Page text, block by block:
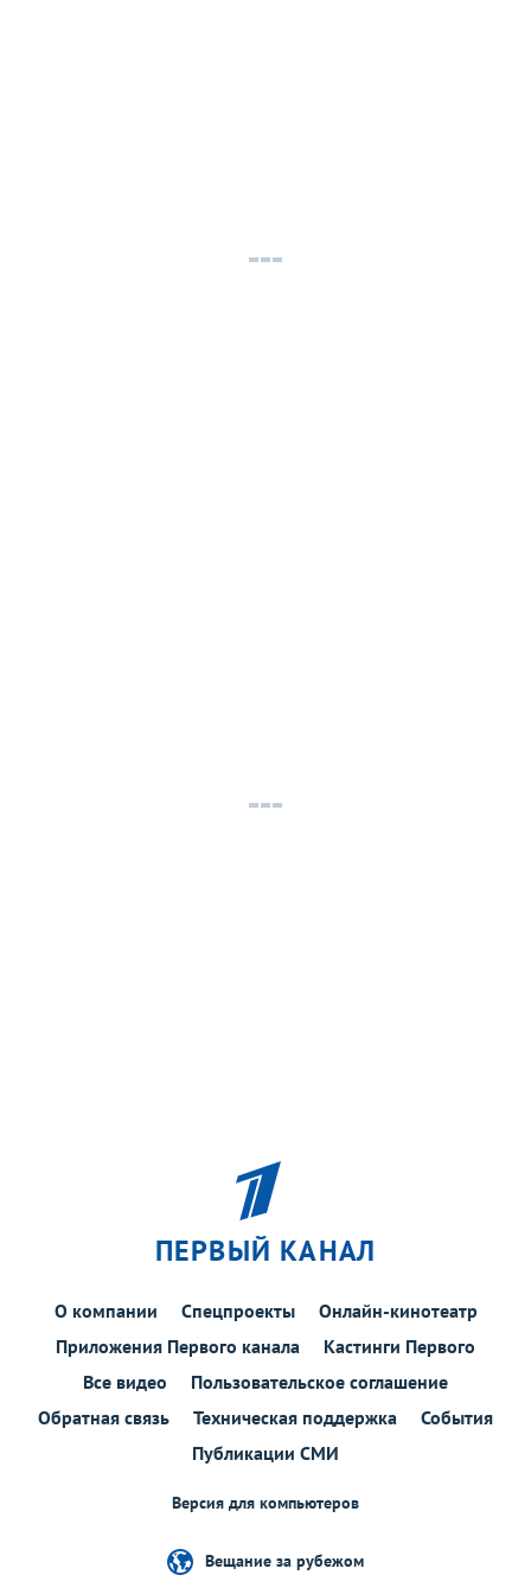
ПЕРВЫЙ КАНАЛ
О компании Спецпроекты
Онлайн-кинотеатр
Приложения Первого канала
Кастинги Первого
Все видео
Пользовательское соглашение
Обратная связь
Техническая поддержка
События
Публикации СМИ
Версия для компьютеров
Вещание за рубежом